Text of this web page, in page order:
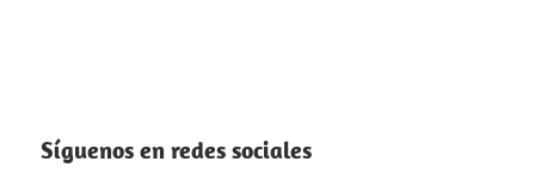
Síguenos en redes sociales